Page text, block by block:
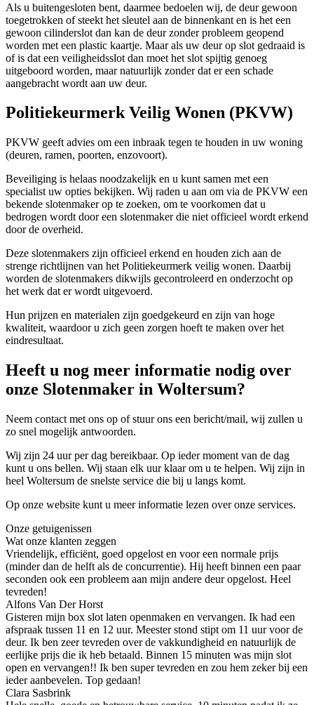
Als u buitengesloten bent, daarmee bedoelen wij, de deur gewoon
toegetrokken of steekt het sleutel aan de binnenkant en is het een
gewoon cilinderslot dan kan de deur zonder probleem geopend
worden met een plastic kaartje. Maar als uw deur op slot gedraaid is
of is dat een veiligheidsslot dan moet het slot spijtig genoeg
uitgeboord worden, maar natuurlijk zonder dat er een schade
aangebracht wordt aan uw deur.
Politiekeurmerk Veilig Wonen (PKVW)
PKVW geeft advies om een inbraak tegen te houden in uw woning
(deuren, ramen, poorten, enzovoort).
Beveiliging is helaas noodzakelijk en u kunt samen met een
specialist uw opties bekijken. Wij raden u aan om via de PKVW een
bekende slotenmaker op te zoeken, om te voorkomen dat u
bedrogen wordt door een slotenmaker die niet officieel wordt erkend
door de overheid.
Deze slotenmakers zijn officieel erkend en houden zich aan de
strenge richtlijnen van het Politiekeurmerk veilig wonen. Daarbij
worden de slotenmakers dikwijls gecontroleerd en onderzocht op
het werk dat er wordt uitgevoerd.
Hun prijzen en materialen zijn goedgekeurd en zijn van hoge
kwaliteit, waardoor u zich geen zorgen hoeft te maken over het
eindresultaat.
Heeft u nog meer informatie nodig over
onze Slotenmaker in Woltersum?
Neem contact met ons op of stuur ons een bericht/mail, wij zullen u
zo snel mogelijk antwoorden.
Wij zijn 24 uur per dag bereikbaar. Op ieder moment van de dag
kunt u ons bellen. Wij staan elk uur klaar om u te helpen. Wij zijn in
heel Woltersum de snelste service die bij u langs komt.
Op onze website kunt u meer informatie lezen over onze services.
Onze getuigenissen
Wat onze klanten zeggen
Vriendelijk, efficiënt, goed opgelost en voor een normale prijs
(minder dan de helft als de concurrentie). Hij heeft binnen een paar
seconden ook een probleem aan mijn andere deur opgelost. Heel
tevreden!
Alfons Van Der Horst
Gisteren mijn box slot laten openmaken en vervangen. Ik had een
afspraak tussen 11 en 12 uur. Meester stond stipt om 11 uur voor de
deur. Ik ben zeer tevreden over de vakkundigheid en natuurlijk de
eerlijke prijs die ik heb betaald. Binnen 15 minuten was mijn slot
open en vervangen!! Ik ben super tevreden en zou hem zeker bij een
ieder aanbevelen. Top gedaan!
Clara Sasbrink